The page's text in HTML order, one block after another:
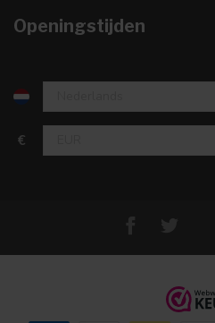
Openingstijden
€